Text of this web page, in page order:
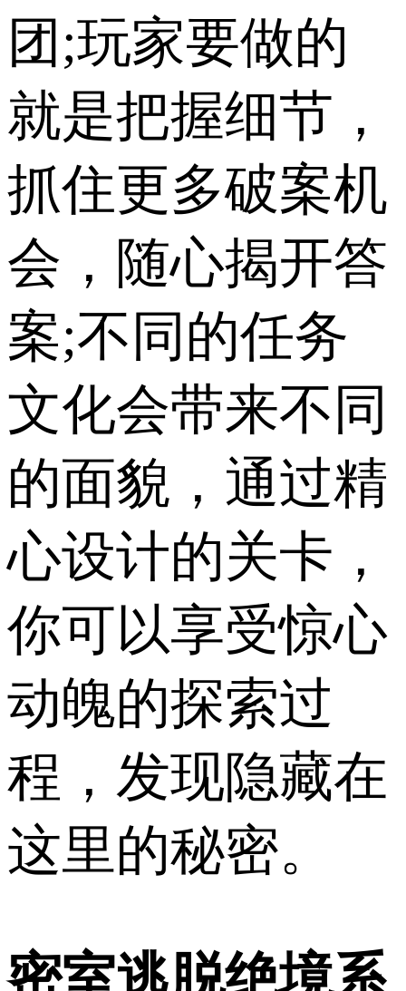
团;玩家要做的
就是把握细节，
抓住更多破案机
会，随心揭开答
案;不同的任务
文化会带来不同
的面貌，通过精
心设计的关卡，
你可以享受惊心
动魄的探索过
程，发现隐藏在
这里的秘密。
密室逃脱绝境系